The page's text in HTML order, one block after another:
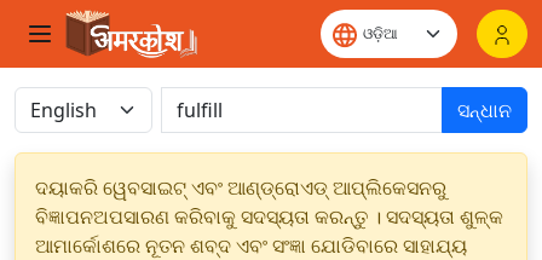
ସନ୍ଧାନ
ଦୟାକରି ୱେବସାଇଟ୍ ଏବଂ ଆଣ୍ଡ୍ରୋଏଡ୍ ଆପ୍ଲିକେସନରୁ
ବିଜ୍ଞାପନଅପସାରଣ କରିବାକୁ ସଦସ୍ୟତା କରନ୍ତୁ । ସଦସ୍ୟତା ଶୁଳ୍କ
ଆମାର୍କୋଶରେ ନୂତନ ଶବ୍ଦ ଏବଂ ସଂଜ୍ଞା ଯୋଡିବାରେ ସାହାଯ୍ୟ